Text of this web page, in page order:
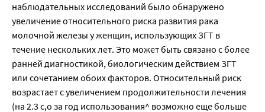
наблюдательных исследований было обнаружено
увеличение относительного риска развития рака
молочной железы у женщин, использующих ЗГТ в
течение нескольких лет. Это может быть связано с более
ранней диагностикой, биологическим действием ЗГТ
или сочетанием обоих факторов. Относительный риск
возрастает с увеличением продолжительности лечения
(на 2.3 с,о за год использования^ возможно еще больше